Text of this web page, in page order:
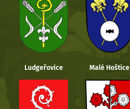
Ludgeřovice Malé Hoštice